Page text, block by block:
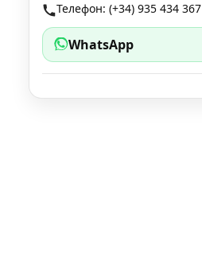
Телефон: (+34) 935 434 367
WhatsApp